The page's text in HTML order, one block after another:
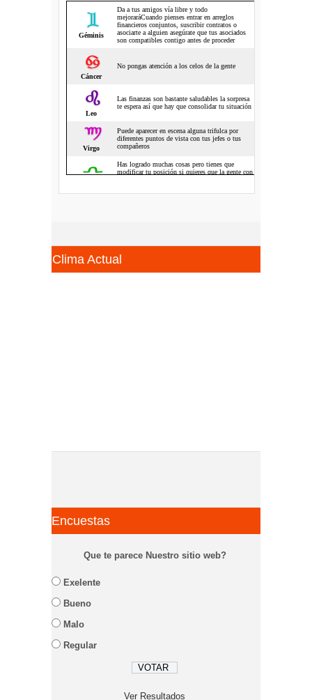
Clima Actual
Encuestas
Que te parece Nuestro sitio web?
Exelente
Bueno
Malo
Regular
Ver Resultados